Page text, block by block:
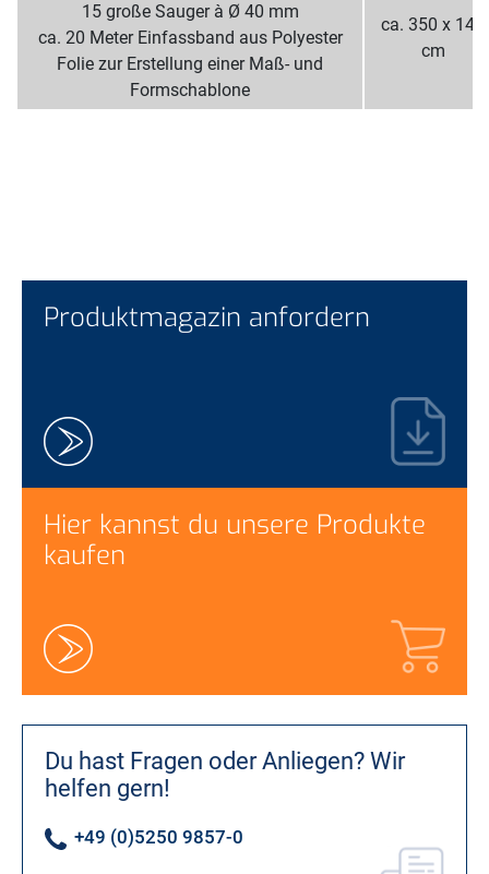
15 große Sauger à Ø 40 mm
ca. 20 Meter Einfassband aus Polyester
Folie zur Erstellung einer Maß- und
Formschablone
ca. 350 x 148
cm
Produktmagazin anfordern
Hier kannst du unsere Produkte
kaufen
Du hast Fragen oder Anliegen? Wir
helfen gern!
+49 (0)5250 9857-0